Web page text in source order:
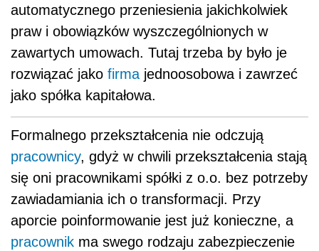
automatycznego przeniesienia jakichkolwiek
praw i obowiązków wyszczególnionych w
zawartych umowach. Tutaj trzeba by było je
rozwiązać jako firma jednoosobowa i zawrzeć
jako spółka kapitałowa.
Formalnego przekształcenia nie odczują
pracownicy, gdyż w chwili przekształcenia stają
się oni pracownikami spółki z o.o. bez potrzeby
zawiadamiania ich o transformacji. Przy
aporcie poinformowanie jest już konieczne, a
pracownik ma swego rodzaju zabezpieczenie